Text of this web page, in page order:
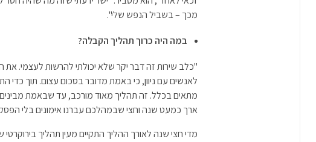
מכך – בשביל הנפש שלי".
במה היה כרוך תהליך הקבלה?
"כלב שירות זה דבר יקר שלא יכולתי להרשות לעצמי. את
לאנשים עם ניוון, כי באמת מדובר בסכום עצום. תוך כדי
מתאים בכלל. זה תהליך מאוד מורכב, עד שבאמת
ארך כמעט שנה וחצי שבמהלכם עברנו אימונים בלי
מדי חצי שנה לאורך ההליך התקיים מעין תהליך